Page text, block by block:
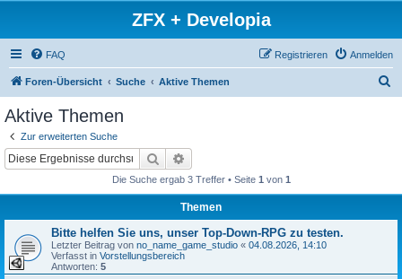
ZFX + Developia
FAQ Anmelden
Registrieren
Foren-Übersicht Suche Aktive Themen
Aktive Themen
Zur erweiterten Suche
Suche
Die Suche ergab 3 Treffer • Seite 1 von 1
Themen
Bitte helfen Sie uns, unser Top-Down-RPG zu testen.
Letzter Beitrag von no_name_game_studio « 04.08.2026, 14:10
Verfasst in Vorstellungsbereich
Antworten: 5